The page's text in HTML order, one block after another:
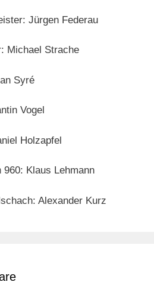
Jürgen Federau
Michael Strache
Syré
Vogel
Holzapfel
Klaus Lehmann
Alexander Kurz